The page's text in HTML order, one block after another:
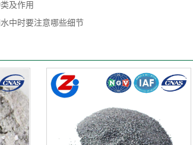
及作用
中时要注意哪些细节